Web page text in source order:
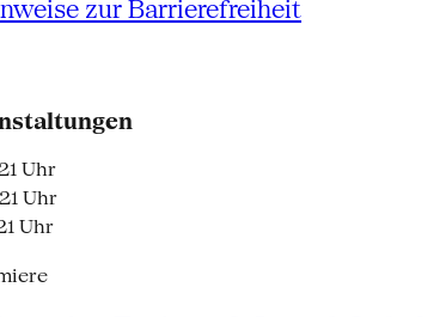
zur Barrierefreiheit
Uhr
Uhr
Uhr